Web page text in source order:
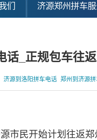
们 济源郑州拼车
话_正规包车往
济源到洛阳拼车电话 郑州到济源
市民开始计划往返